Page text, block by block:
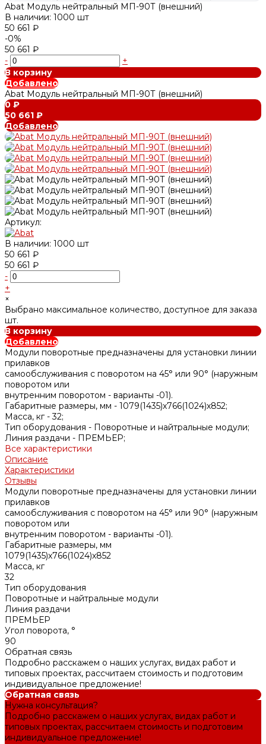
Abat Модуль нейтральный МП-90Т (внешний)
В наличии: 1000 шт
50 661 ₽
-0%
50 661 ₽
-
+
В корзину
Добавлено
Abat Модуль нейтральный МП-90Т (внешний)
0 ₽
50 661 ₽
Добавлено
Артикул:
В наличии: 1000 шт
50 661 ₽
50 661 ₽
-
+
×
Выбрано максимальное количество, доступное для заказа
шт.
В корзину
Добавлено
Модули поворотные предназначены для установки линии
прилавков
самообслуживания с поворотом на 45° или 90° (наружным
поворотом или
внутренним поворотом - варианты -01).
Габаритные размеры, мм - 1079(1435)x766(1024)x852;
Масса, кг -32;
Тип оборудования - Поворотные и найтральные модули;
Линия раздачи - ПРЕМЬЕР;
Все характеристики
Описание
Характеристики
Отзывы
Модули поворотные предназначены для установки линии
прилавков
самообслуживания с поворотом на 45° или 90° (наружным
поворотом или
внутренним поворотом - варианты -01).
Габаритные размеры, мм
1079(1435)x766(1024)x852
Масса, кг
32
Тип оборудования
Поворотные и найтральные модули
Линия раздачи
ПРЕМЬЕР
Угол поворота, °
90
Обратная связь
Подробно расскажем о наших услугах, видах работ и
типовых проектах, рассчитаем стоимость и подготовим
индивидуальное предложение!
Обратная связь
Нужна консультация?
Подробно расскажем о наших услугах, видах работ и
типовых проектах, рассчитаем стоимость и подготовим
индивидуальное предложение!